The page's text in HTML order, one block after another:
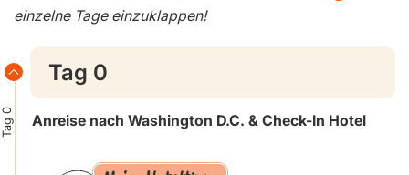
einzelne Tage einzuklappen!
Tag 0
Tag 0
Anreise nach Washington D.C. & Check-In Hotel